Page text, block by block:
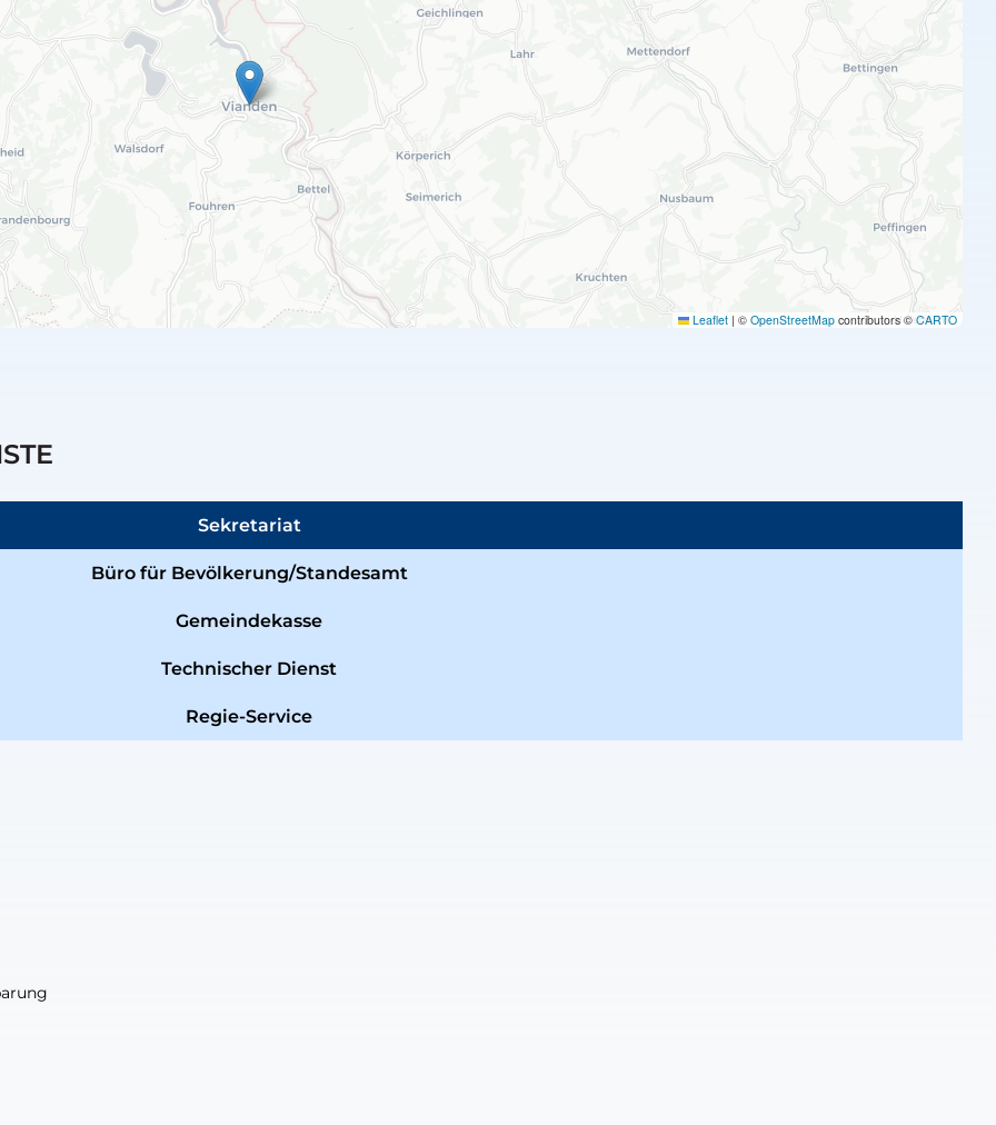
Leaflet | © OpenStreetMap contributors © CARTO
Sekretariat
Büro für Bevölkerung/Standesamt
Gemeindekasse
Technischer Dienst
Regie-Service